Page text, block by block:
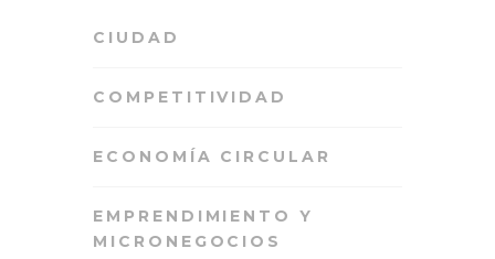
CIUDAD
COMPETITIVIDAD
ECONOMÍA CIRCULAR
EMPRENDIMIENTO Y
MICRONEGOCIOS